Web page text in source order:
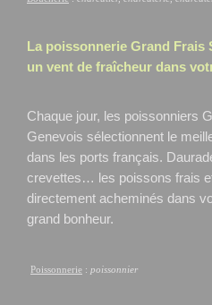
La poissonnerie Grand Frais
un vent de fraîcheur dans
Chaque jour, les poissonniers
Genevois sélectionnent le
dans les ports français.
crevettes… les poissons frais
directement acheminés dans
grand bonheur.
Poissonnerie : poissonnier